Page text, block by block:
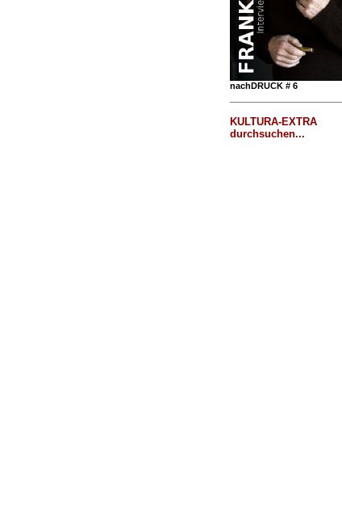
nachDRUCK # 6
KULTURA-EXTRA
durchsuchen...